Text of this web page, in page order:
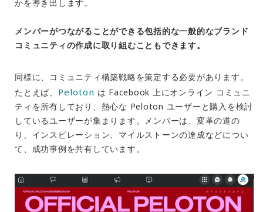
かを導き出します。
メンバーがつながることができる包括的な一般的なブランド
コミュニティの作成に取り組むこともできます。
同様に、コミュニティ構築戦略を策定する必要があります。
たとえば、 Peloton は Facebook 上にオンライン コミュニ
ティを所有しており、熱心な Peloton ユーザーと購入を検討
しているユーザーが集まります。メンバーは、変革の道の
り、インスピレーション、マイルストーンの達成などについ
て、成功事例を共有しています。